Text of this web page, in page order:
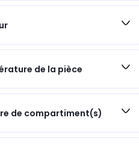
de la pièce
de compartiment(s)